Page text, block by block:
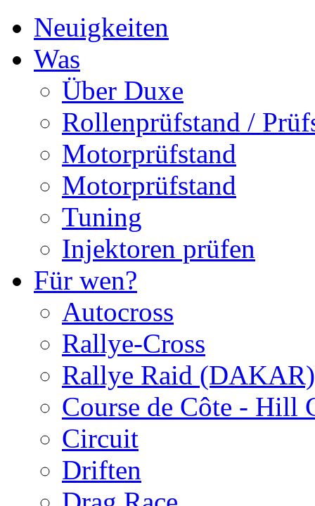
Neuigkeiten
Was
Über Duxe
Rollenprüfstand /
Motorprüfstand
Motorprüfstand
Tuning
Injektoren prüfen
Für wen?
Autocross
Rallye-Cross
Rallye Raid (DAKAR)
Course de Côte - Hill
Circuit
Driften